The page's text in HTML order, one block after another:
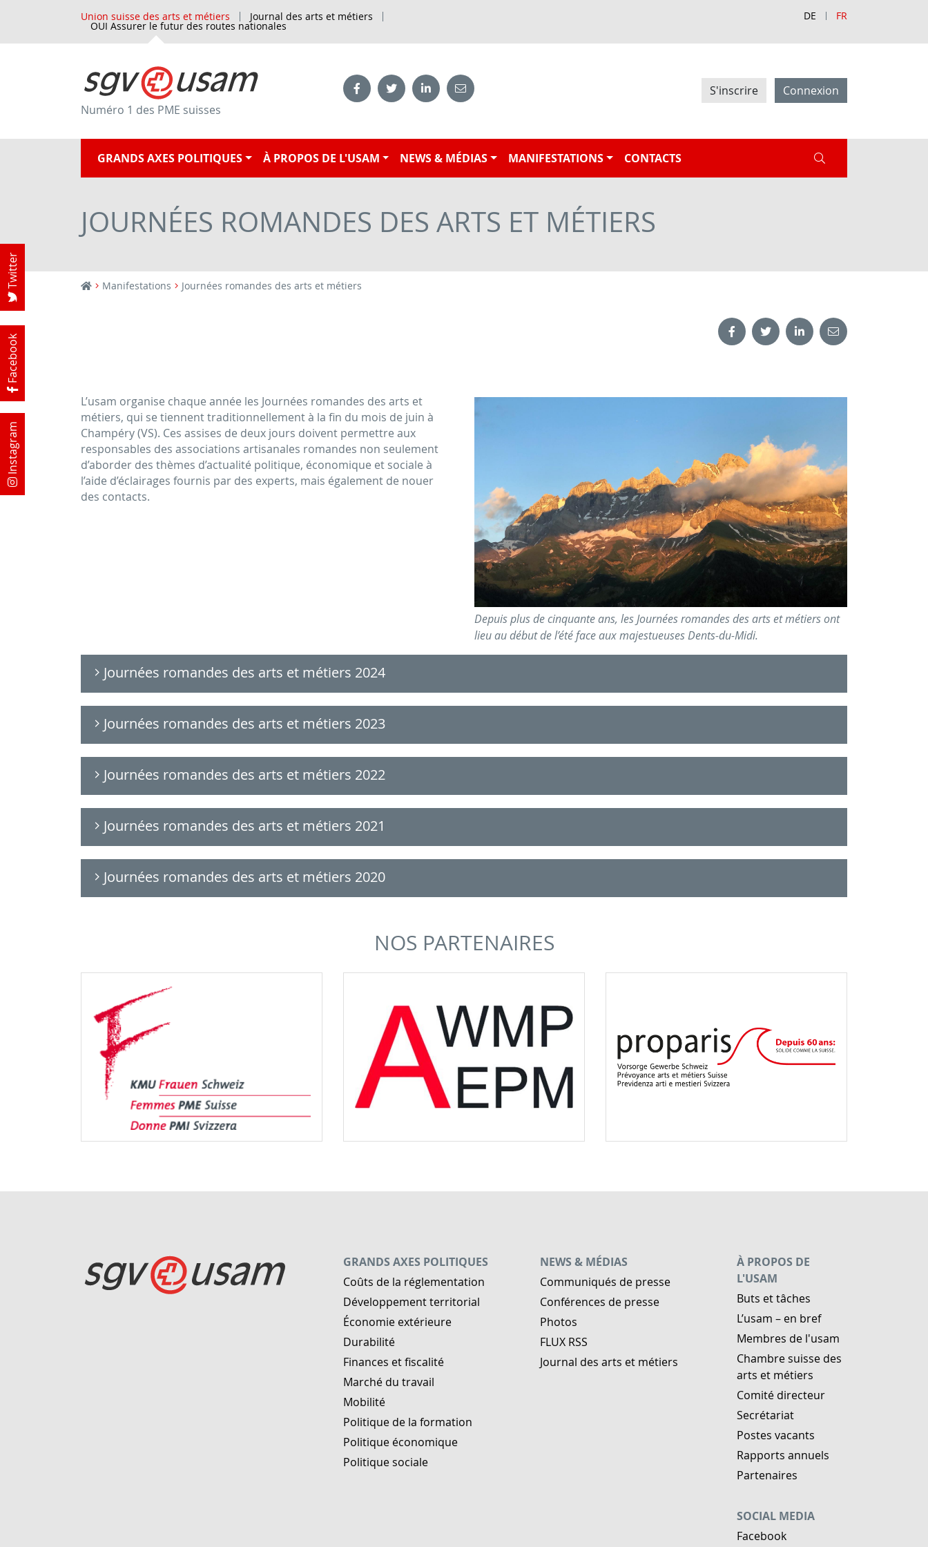
Twitter
Facebook
Instagram
Union suisse des arts et métiers Journal des arts et métiers
OUI Assurer le futur des routes nationales
DE FR
Numéro 1 des PME suisses
S'inscrire Connexion
GRANDS AXES POLITIQUES À PROPOS DE L'USAM NEWS & MÉDIAS MANIFESTATIONS CONTACTS
JOURNÉES ROMANDES DES ARTS ET MÉTIERS
Manifestations Journées romandes des arts et métiers
L’usam organise chaque année les Journées romandes des arts et
métiers, qui se tiennent traditionnellement à la fin du mois de juin à
Champéry (VS). Ces assises de deux jours doivent permettre aux
responsables des associations artisanales romandes non seulement
d’aborder des thèmes d’actualité politique, économique et sociale à
l’aide d’éclairages fournis par des experts, mais également de nouer
des contacts.
Depuis plus de cinquante ans, les Journées romandes des arts et métiers ont
lieu au début de l’été face aux majestueuses Dents-du-Midi.
Journées romandes des arts et métiers 2024
Journées romandes des arts et métiers 2023
Journées romandes des arts et métiers 2022
Journées romandes des arts et métiers 2021
Journées romandes des arts et métiers 2020
NOS PARTENAIRES
GRANDS AXES POLITIQUES
Coûts de la réglementation
Développement territorial
Économie extérieure
Durabilité
Finances et fiscalité
Marché du travail
Mobilité
Politique de la formation
Politique économique
Politique sociale
NEWS & MÉDIAS
Communiqués de presse
Conférences de presse
Photos
FLUX RSS
Journal des arts et métiers
À PROPOS DE
L'USAM
Buts et tâches
L’usam – en bref
Membres de l'usam
Chambre suisse des
arts et métiers
Comité directeur
Secrétariat
Postes vacants
Rapports annuels
Partenaires
SOCIAL MEDIA
Facebook